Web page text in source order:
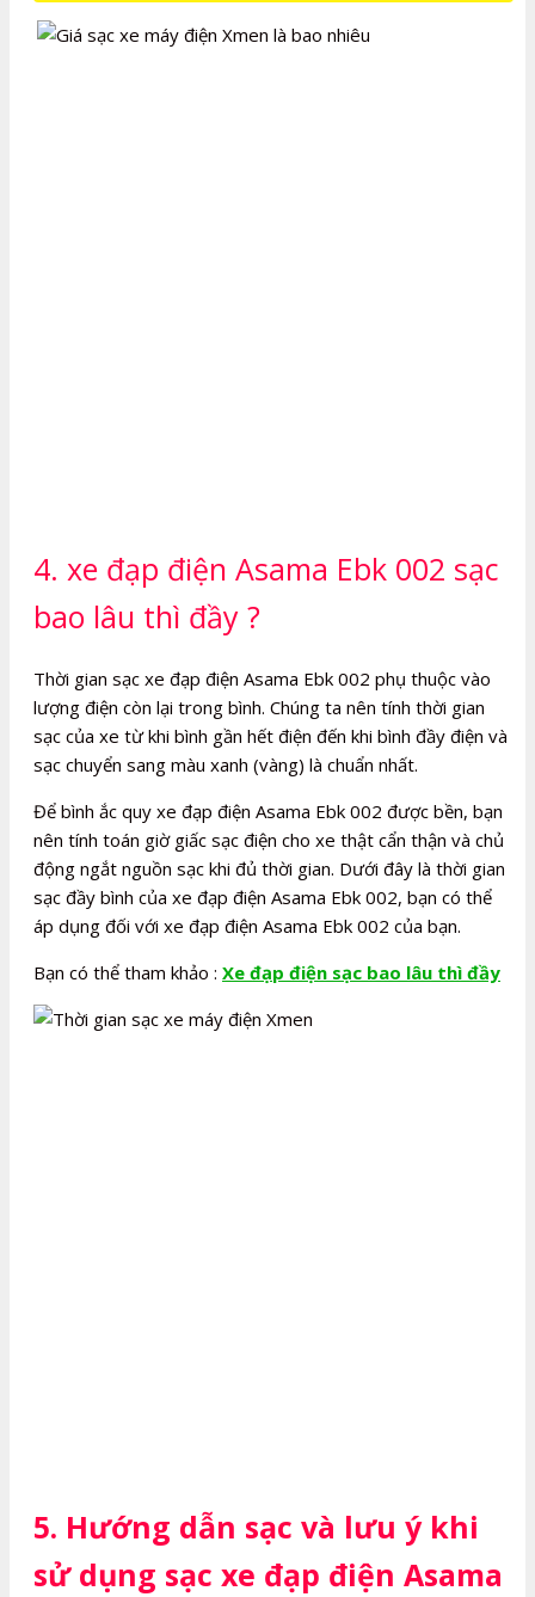
4. xe đạp điện Asama Ebk 002 sạc
bao lâu thì đầy ?
Thời gian sạc xe đạp điện Asama Ebk 002 phụ thuộc vào
lượng điện còn lại trong bình. Chúng ta nên tính thời gian
sạc của xe từ khi bình gần hết điện đến khi bình đầy điện và
sạc chuyển sang màu xanh (vàng) là chuẩn nhất.
Để bình ắc quy xe đạp điện Asama Ebk 002 được bền, bạn
nên tính toán giờ giấc sạc điện cho xe thật cẩn thận và chủ
động ngắt nguồn sạc khi đủ thời gian. Dưới đây là thời gian
sạc đầy bình của xe đạp điện Asama Ebk 002, bạn có thể
áp dụng đối với xe đạp điện Asama Ebk 002 của bạn.
Bạn có thể tham khảo : Xe đạp điện sạc bao lâu thì đầy
5. Hướng dẫn sạc và lưu ý khi
sử dụng sạc xe đạp điện Asama